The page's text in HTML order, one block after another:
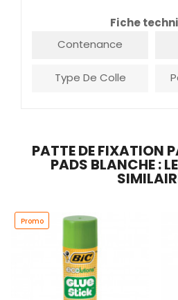
Fiche
Contenance
Type De Colle
PATTE DE FIXATION
PADS BLANCHE :
Promo